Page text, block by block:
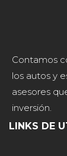
Contamos
los autos y
asesores
inversión.
LINKS DE